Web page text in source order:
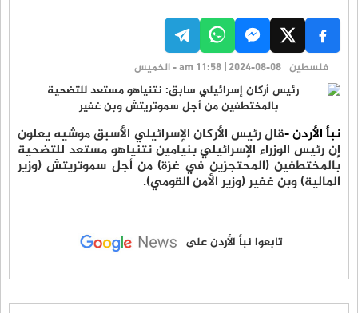
فلسطين am 11:58 | 2024-08-08 - الخميس
نبأ الأردن -قال رئيس الأركان الإسرائيلي الأسبق موشيه يعلون
إن رئيس الوزراء الإسرائيلي بنيامين نتنياهو مستعد للتضحية
بالمختطفين (المحتجزين في غزة) من أجل سموتريتش (وزير
المالية) وبن غفير (وزير الأمن القومي).
تابعوا نبأ الأردن على